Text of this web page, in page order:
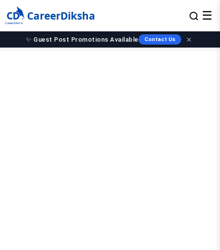
CareerDiksha ☰
✨ Guest Post Promotions Available Contact Us ✕